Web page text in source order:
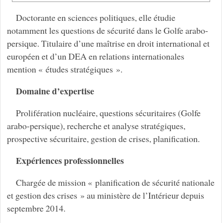
Doctorante en sciences politiques, elle étudie
notamment les questions de sécurité dans le Golfe arabo-
persique. Titulaire d’une maîtrise en droit international et
européen et d’un DEA en relations internationales
mention « études stratégiques ».
Domaine d’expertise
Prolifération nucléaire, questions sécuritaires (Golfe
arabo-persique), recherche et analyse stratégiques,
prospective sécuritaire, gestion de crises, planification.
Expériences professionnelles
Chargée de mission « planification de sécurité nationale
et gestion des crises » au ministère de l’Intérieur depuis
septembre 2014.